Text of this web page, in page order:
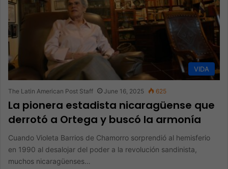
VIDA
The Latin American Post Staff June 16, 2025 625
La pionera estadista nicaragüense que
derrotó a Ortega y buscó la armonía
Cuando Violeta Barrios de Chamorro sorprendió al hemisferio
en 1990 al desalojar del poder a la revolución sandinista,
muchos nicaragüenses…